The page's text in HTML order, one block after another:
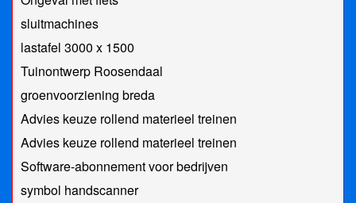
sluitmachines
lastafel 3000 x 1500
Tuinontwerp Roosendaal
groenvoorziening breda
Advies keuze rollend materieel treinen
Advies keuze rollend materieel treinen
Software-abonnement voor bedrijven
symbol handscanner